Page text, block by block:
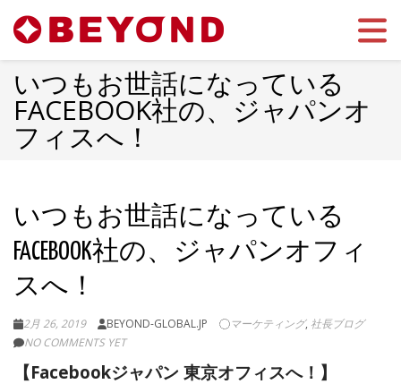
いつもお世話になっている
FACEBOOK社の、ジャパンオ
フィスへ！
いつもお世話になっている
FACEBOOK社の、ジャパンオフィ
スへ！
2月 26, 2019 BEYOND-GLOBAL.JP マーケティング, 社長ブログ
NO COMMENTS YET
【Facebookジャパン 東京オフィスへ！】